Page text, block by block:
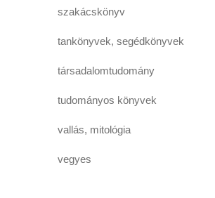
szakácskönyv
tankönyvek, segédkönyvek
társadalomtudomány
tudományos könyvek
vallás, mitológia
vegyes